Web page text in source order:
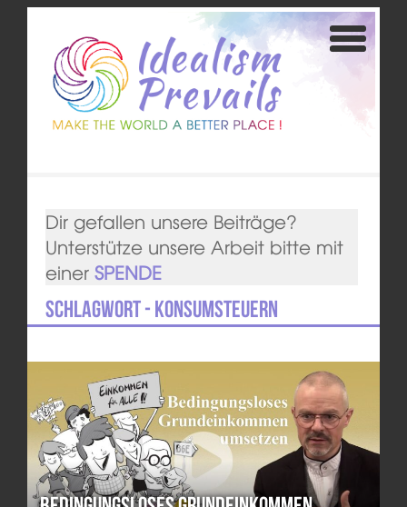
Dir gefallen unsere Beiträge?
Unterstütze unsere Arbeit bitte mit
einer SPENDE
Schlagwort - Konsumsteuern